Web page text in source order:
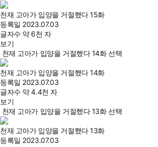
천재 고아가 입양을 거절했다 15화
등록일 2023.07.03
글자수 약 6천 자
보기
천재 고아가 입양을 거절했다 14화 선택
천재 고아가 입양을 거절했다 14화
등록일 2023.07.03
글자수 약 4.4천 자
보기
천재 고아가 입양을 거절했다 13화 선택
천재 고아가 입양을 거절했다 13화
등록일 2023.07.03